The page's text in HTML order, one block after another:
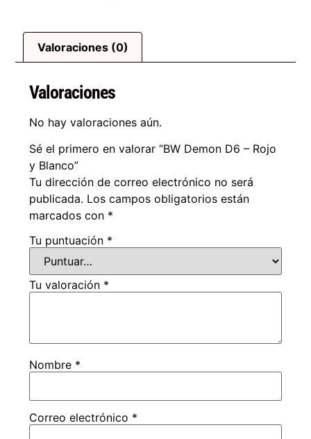
Valoraciones (0)
Valoraciones
No hay valoraciones aún.
Sé el primero en valorar “BW Demon D6 – Rojo
y Blanco”
Tu dirección de correo electrónico no será
publicada. Los campos obligatorios están
marcados con *
Tu puntuación *
Tu valoración *
Nombre *
Correo electrónico *